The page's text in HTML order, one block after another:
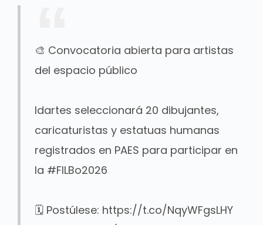
🎨 Convocatoria abierta para artistas
del espacio público
Idartes seleccionará 20 dibujantes,
caricaturistas y estatuas humanas
registrados en PAES para participar en
la #FILBo2026
🗓️ Postúlese: https://t.co/NqyWFgsLHY